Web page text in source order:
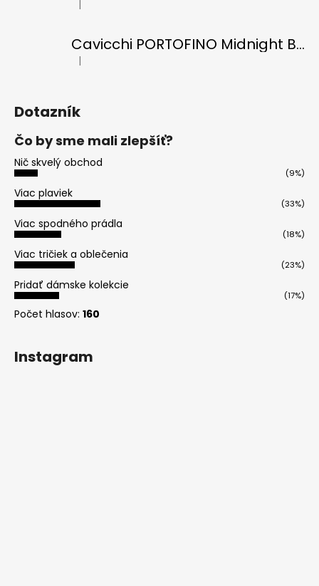
Hodnotenie produktu je 5 z 5 hviezdičiek.
|
Cavicchi PORTOFINO Midnight Black di RICCI
Hodnotenie produktu je 5 z 5 hviezdičiek.
|
Dotazník
Čo by sme mali zlepšíť?
Nič skvelý obchod
(9%)
Viac plaviek
(33%)
Viac spodného prádla
(18%)
Viac tričiek a oblečenia
(23%)
Pridať dámske kolekcie
(17%)
Počet hlasov: 160
Instagram